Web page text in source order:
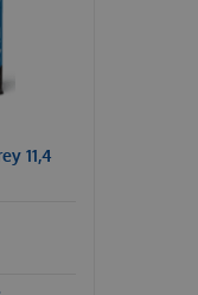
11,4